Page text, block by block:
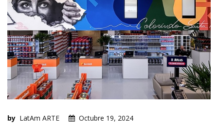
by LatAm ARTE Octubre 19, 2024